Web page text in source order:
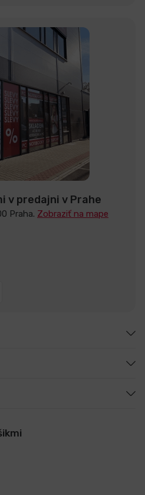
v predajni v Prahe
Praha. Zobraziť na mape